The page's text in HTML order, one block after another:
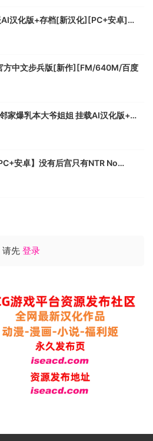
盖亚世界栩栩如生。
亚难以生存？看看这茂盛的技能树
种各样的强大技能，立足于世界
汉化版+存档[新汉化][PC+安卓]
方中文步兵版[新作][FM/640M/百度
家爆乳本大爷姐姐 挂载AI汉化版+存
安卓】没有后宫只有NTR No
请先 登录